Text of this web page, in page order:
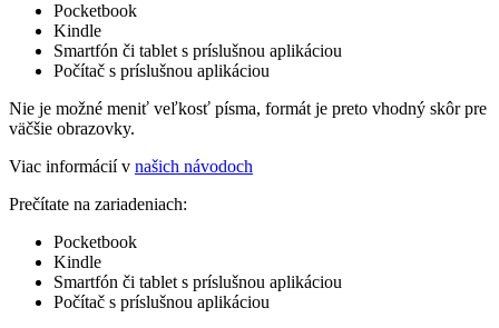
Pocketbook
Kindle
Smartfón či tablet s príslušnou aplikáciou
Počítač s príslušnou aplikáciou
Nie je možné meniť veľkosť písma, formát je preto vhodný skôr pre
väčšie obrazovky.
Viac informácií v našich návodoch
Prečítate na zariadeniach:
Pocketbook
Kindle
Smartfón či tablet s príslušnou aplikáciou
Počítač s príslušnou aplikáciou